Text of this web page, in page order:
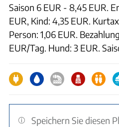
Saison 6 EUR - 8,45 EUR.
EUR, Kind: 4,35 EUR.
Person: 1,06 EUR.
EUR/Tag. Hund: 3 EUR.
Speichern Sie diesen